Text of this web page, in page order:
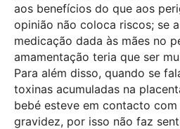
aos benefícios do que aos
opinião não coloca riscos; se
medicação dada às mães no
amamentação teria que ser
Para além disso, quando se
toxinas acumuladas na
bebé esteve em contacto com
gravidez, por isso não faz